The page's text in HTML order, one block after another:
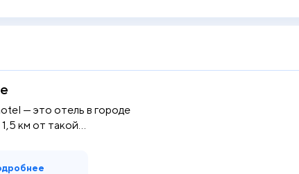
— это отель в городе
км от такой